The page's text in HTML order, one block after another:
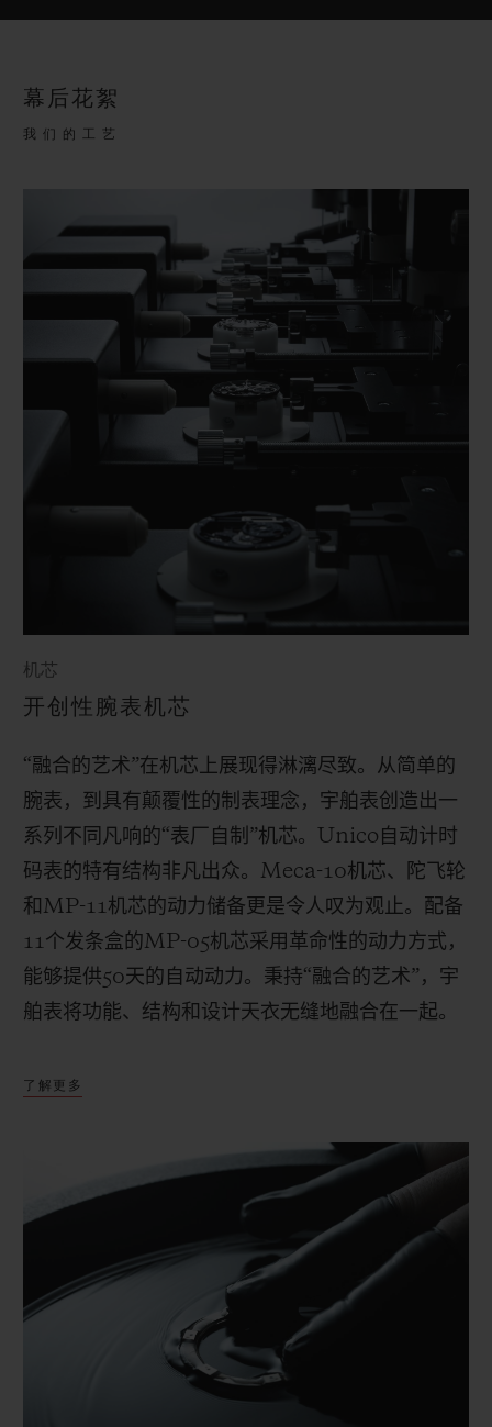
幕后花絮
我们的工艺
机芯
开创性腕表机芯
“融合的艺术”在机芯上展现得淋漓尽致。从简单的
腕表，到具有颠覆性的制表理念，宇舶表创造出一
系列不同凡响的“表厂自制”机芯。 Unico 自动计时
码表的特有结构非凡出众。 Meca-10机芯、陀飞轮
和 MP-11机芯的动力储备更是令人叹为观止。配备
11个发条盒的MP-05机芯采用革命性的动力方式，
能够提供50天的自动动力。秉持“融合的艺术”，宇
舶表将功能、结构和设计天衣无缝地融合在一起。
了解更多